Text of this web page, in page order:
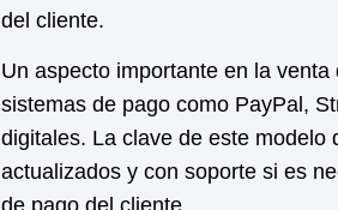
del cliente.
Un aspecto importante en la
sistemas de pago como PayPal,
digitales. La clave de este modelo
actualizados y con soporte si es